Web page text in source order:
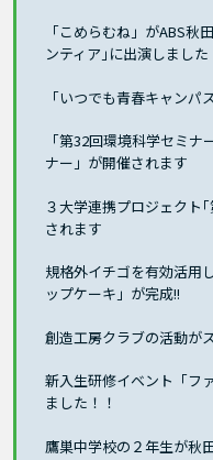
「こめらむね」がABS秋
ンティア｣に出演しました
「いつでも青春キャンパ
「第32回環境科学セミ
ナー」が開催されます
３大学連携プロジェクト
されます
規格外イチゴを有効活用
ップケーキ」が完成!!
創造工房クラブの活動が
新入生研修イベント「フ
ました！！
鷹巣中学校の２年生が秋